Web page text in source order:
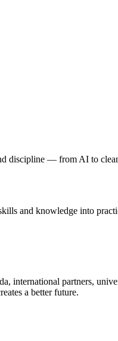
discipline — from AI to
and knowledge into
international partners,
a better future.